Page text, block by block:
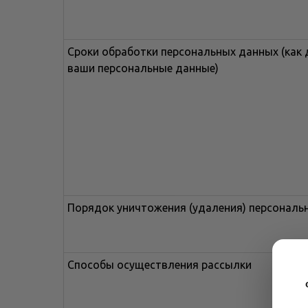
Сроки обработки персональных данных
ваши персональные данные)
Порядок уничтожения (удаления)
Способы осуществления рассылки